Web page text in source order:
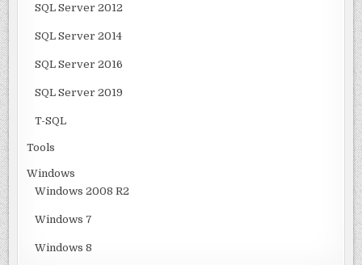
SQL Server 2012
SQL Server 2014
SQL Server 2016
SQL Server 2019
T-SQL
Tools
Windows
Windows 2008 R2
Windows 7
Windows 8